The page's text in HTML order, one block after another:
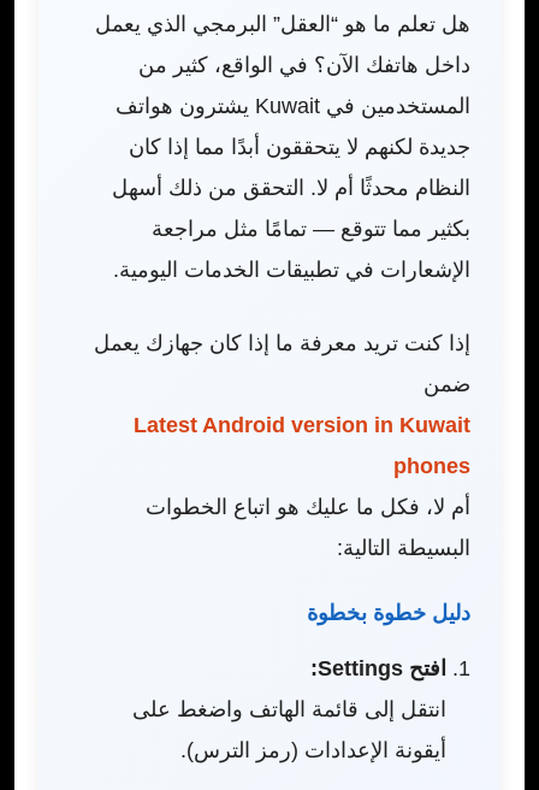
هل تعلم ما هو “العقل” البرمجي الذي يعمل
داخل هاتفك الآن؟ في الواقع، كثير من
المستخدمين في Kuwait يشترون هواتف
جديدة لكنهم لا يتحققون أبدًا مما إذا كان
النظام محدثًا أم لا. التحقق من ذلك أسهل
بكثير مما تتوقع — تمامًا مثل مراجعة
الإشعارات في تطبيقات الخدمات اليومية.
إذا كنت تريد معرفة ما إذا كان جهازك يعمل
ضمن
Latest Android version in Kuwait
phones
أم لا، فكل ما عليك هو اتباع الخطوات
البسيطة التالية:
دليل خطوة بخطوة
افتح Settings:
انتقل إلى قائمة الهاتف واضغط على
أيقونة الإعدادات (رمز الترس).